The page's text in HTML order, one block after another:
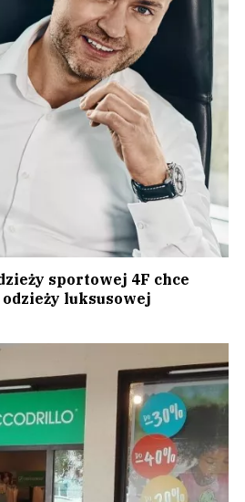
sportowej 4F chce
luksusowej